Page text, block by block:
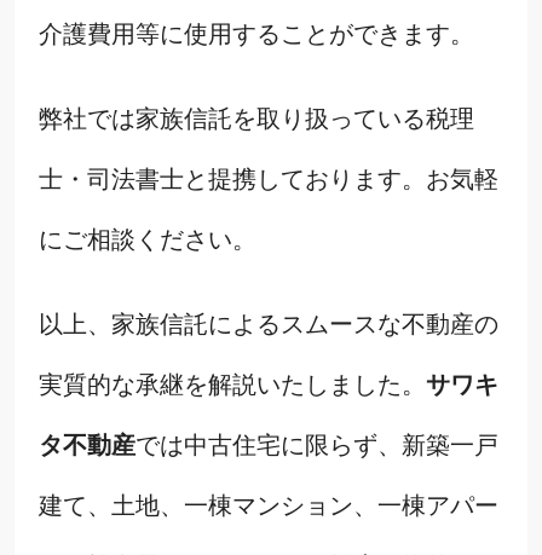
介護費用等に使用することができます。
弊社では家族信託を取り扱っている税理
士・司法書士と提携しております。お気軽
にご相談ください。
以上、家族信託によるスムースな不動産の
実質的な承継を解説いたしました。 サワキ
タ不動産では中古住宅に限らず、新築一戸
建て、土地、一棟マンション、一棟アパー